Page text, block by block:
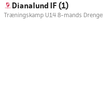
Dianalund IF (1)
Træningskamp U14 8-mands Drenge